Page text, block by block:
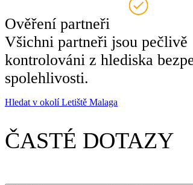
Ověření partneři
Všichni partneři jsou pečlivě
kontrolováni z hlediska
spolehlivosti.
Hledat v okolí Letiště Malaga
ČASTÉ DOTAZY